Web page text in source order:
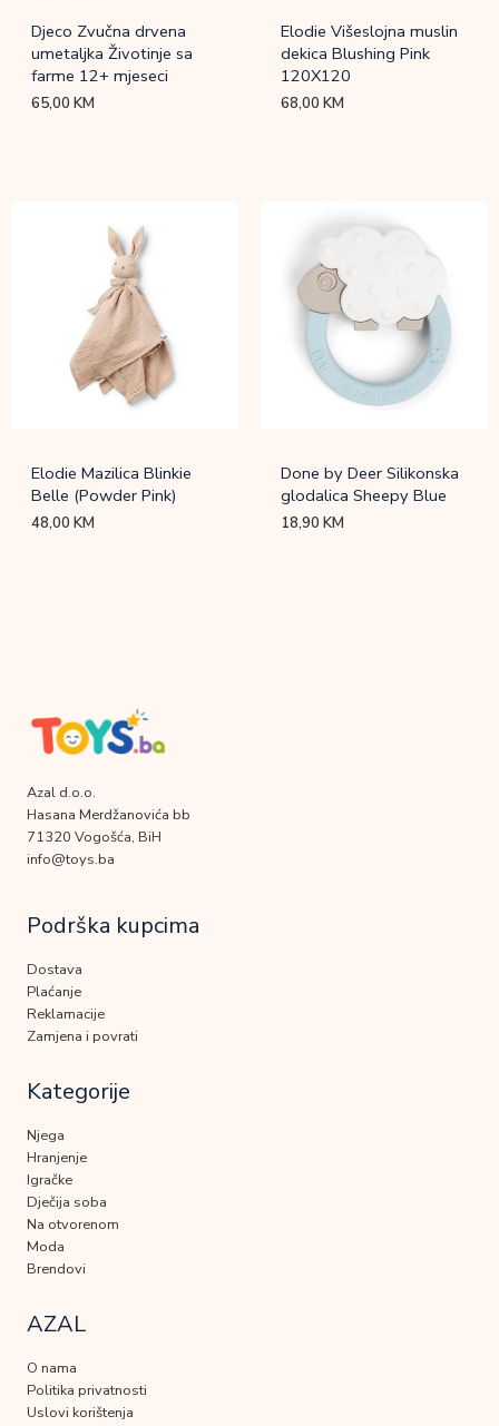
Djeco Zvučna drvena
umetaljka Životinje sa
farme 12+ mjeseci
65,00KM
Elodie Višeslojna muslin
dekica Blushing Pink
120X120
68,00KM
Elodie Mazilica Blinkie
Belle (Powder Pink)
48,00KM
Done by Deer Silikonska
glodalica Sheepy Blue
18,90KM
Azal d.o.o.
Hasana Merdžanovića bb
71320 Vogošća, BiH
info@toys.ba
Podrška kupcima
Dostava
Plaćanje
Reklamacije
Zamjena i povrati
Kategorije
Njega
Hranjenje
Igračke
Dječija soba
Na otvorenom
Moda
Brendovi
AZAL
O nama
Politika privatnosti
Uslovi korištenja